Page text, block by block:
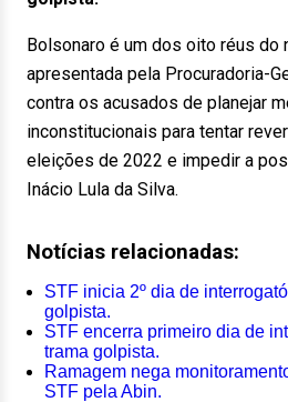
Bolsonaro é um dos oito réus do
apresentada pela Procuradoria-
contra os acusados de planejar
inconstitucionais para tentar
eleições de 2022 e impedir a
Inácio Lula da Silva.
Notícias relacionadas:
STF inicia 2º dia de
golpista.
STF encerra primeiro dia de
trama golpista.
Ramagem nega
STF pela Abin.